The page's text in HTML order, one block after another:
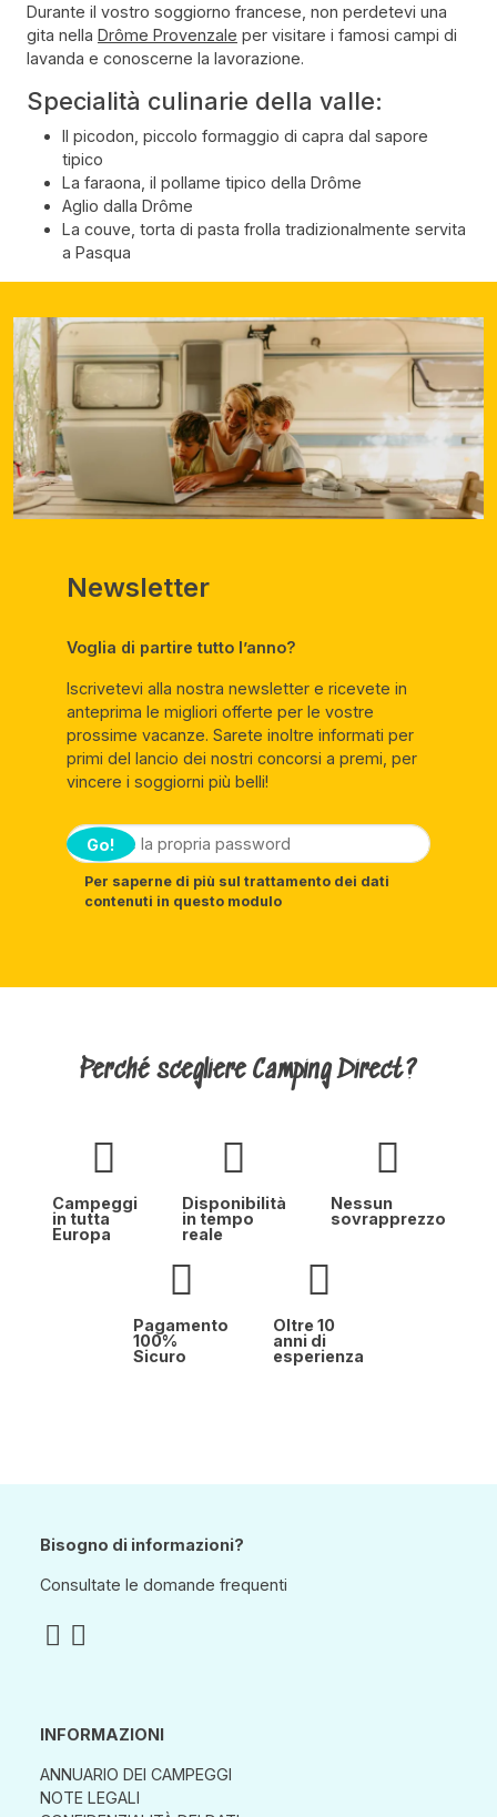
Durante il vostro soggiorno francese, non perdetevi una
gita nella Drôme Provenzale per visitare i famosi campi di
lavanda e conoscerne la lavorazione.
Specialità culinarie della valle:
Il picodon, piccolo formaggio di capra dal sapore
tipico
La faraona, il pollame tipico della Drôme
Aglio dalla Drôme
La couve, torta di pasta frolla tradizionalmente servita
a Pasqua
Newsletter
Voglia di partire tutto l’anno?
Iscrivetevi alla nostra newsletter e ricevete in
anteprima le migliori offerte per le vostre
prossime vacanze. Sarete inoltre informati per
primi del lancio dei nostri concorsi a premi, per
vincere i soggiorni più belli!
Go!
Per saperne di più sul trattamento dei dati
contenuti in questo modulo
Perché scegliere Camping Direct?
Campeggi
in tutta
Europa
Disponibilità
in tempo
reale
Nessun
sovrapprezzo
Pagamento
100%
Sicuro
Oltre 10
anni di
esperienza
Bisogno di informazioni?
Consultate le domande frequenti
INFORMAZIONI
ANNUARIO DEI CAMPEGGI
NOTE LEGALI